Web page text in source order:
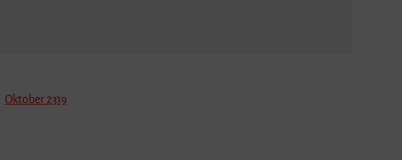
Oktober 2319